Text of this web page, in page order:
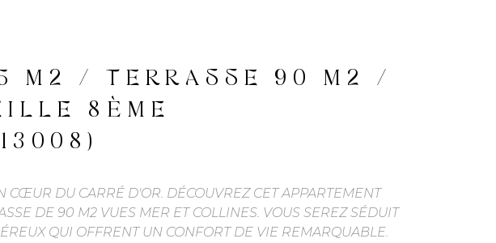
M2 / TERRASSE 90 M2 /
8ÈME
DU CARRÉ D'OR. DÉCOUVREZ CET APPARTEMENT
DE 90 M2 VUES MER ET COLLINES. VOUS SEREZ SÉDUIT
QUI OFFRENT UN CONFORT DE VIE REMARQUABLE.